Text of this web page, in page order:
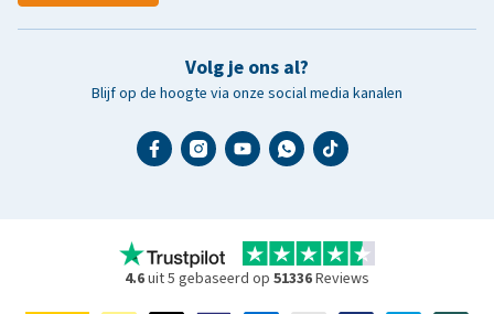
Volg je ons al?
Blijf op de hoogte via onze social media kanalen
4.6uit 5 gebaseerd op 51336Reviews